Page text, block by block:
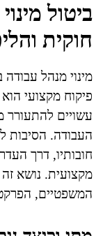
ביטול
חוקית
מינוי מנהל
פיקוח מקצועי
עשויים להתעורר
העבודה. הסיבות
חובותיו, דרך
מקצועית. נושא
המשפטיים,